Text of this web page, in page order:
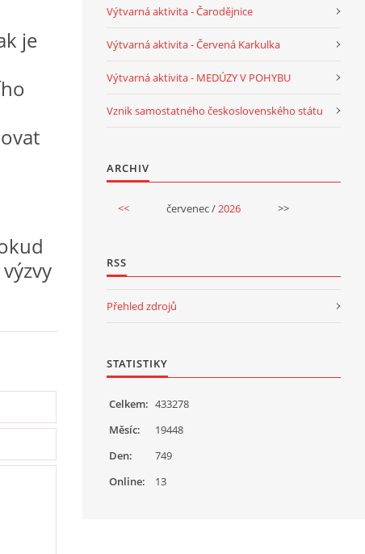
je
Výtvarná aktivita - Čarodějnice
Výtvarná aktivita - Červená Karkulka
Výtvarná aktivita - MEDÚZY V POHYBU
Vznik samostatného československého státu
ARCHIV
<< červenec / 2026 >>
RSS
Přehled zdrojů
STATISTIKY
Online: 13
Celkem: 433278
Měsíc:
19448
Den:
749